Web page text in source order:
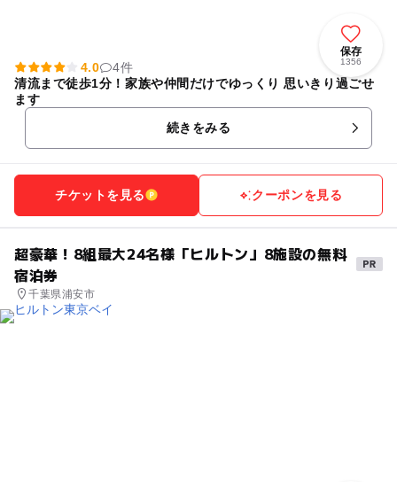
保存
1356
4.0
4件
清流まで徒歩1分！家族や仲間だけでゆっくり 思いきり過ごせ
ます
続きをみる
チケットを見る クーポンを見る
超豪華！8組最大24名様「ヒルトン」8施設の無料
宿泊券
千葉県浦安市